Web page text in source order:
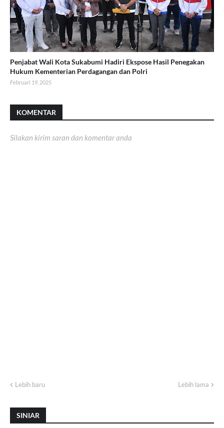
Penjabat Wali Kota Sukabumi Hadiri Ekspose Hasil Penegakan
Hukum Kementerian Perdagangan dan Polri
Februari 19, 2025
KOMENTAR
Silakan kirim saran dan komentar anda
Lebih baru Lebih lama
SINIAR